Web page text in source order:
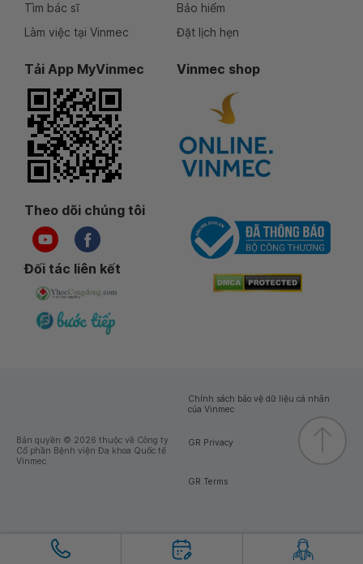
Tìm bác sĩ
Làm việc tại Vinmec
Bảo hiểm
Đặt lịch hẹn
Tải App MyVinmec Vinmec shop
Theo dõi chúng tôi
Đối tác liên kết
Bản quyền © 2026 thuộc về Công ty
Cổ phần Bệnh viện Đa khoa Quốc tế
Vinmec
Chính sách bảo vệ dữ liệu cá nhân
của Vinmec
GR Privacy
GR Terms